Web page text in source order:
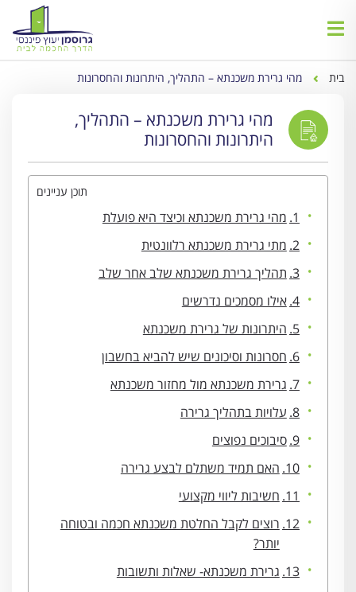
בית מהי גרירת משכנתא – התהליך, היתרונות והחסרונות
מהי גרירת משכנתא – התהליך,
היתרונות והחסרונות
תוכן עניינים
מהי גרירת משכנתא וכיצד היא פועלת
מתי גרירת משכנתא רלוונטית
תהליך גרירת משכנתא שלב אחר שלב
אילו מסמכים נדרשים
היתרונות של גרירת משכנתא
חסרונות וסיכונים שיש להביא בחשבון
גרירת משכנתא מול מחזור משכנתא
עלויות בתהליך גרירה
סיבוכים נפוצים
האם תמיד משתלם לבצע גרירה
חשיבות ליווי מקצועי
רוצים לקבל החלטת משכנתא חכמה ובטוחה
יותר?
גרירת משכנתא- שאלות ותשובות